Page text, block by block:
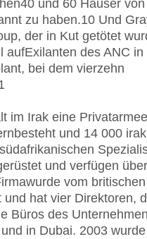
und 60 Häuser von
zu haben.10 Und
der in Kut getötet
aufExilanten des ANC in
bei dem vierzehn
im Irak eine
und 14 000
und verfügen über
vom
hat vier Direktoren,
Büros des
in Dubai. 2003